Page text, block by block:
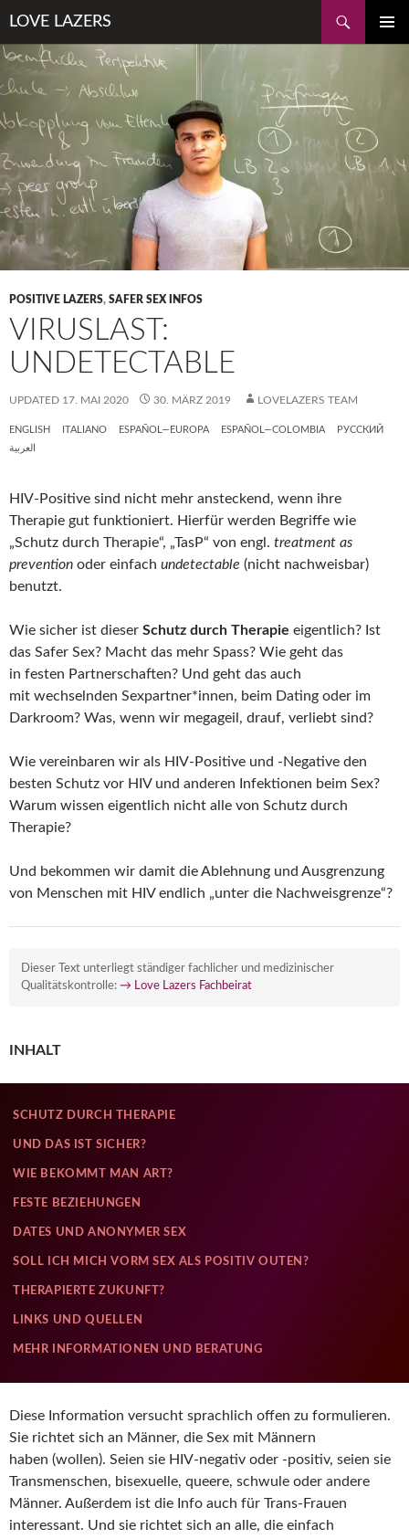
springen
LOVE LAZERS
POSITIVE LAZERS, SAFER SEX INFOS
VIRUSLAST:
UNDETECTABLE
UPDATED 17. MAI 2020 30. MÄRZ 2019 LOVELAZERS TEAM
ENGLISH ITALIANO ESPAÑOL—EUROPA ESPAÑOL—COLOMBIA
РУССКИЙ
العربية
HIV-Positive sind nicht mehr ansteckend, wenn ihre
Therapie gut funktioniert. Hierfür werden Begriffe wie
„Schutz durch Therapie“, „TasP“ von engl. treatment as
prevention oder einfach undetectable (nicht nachweisbar)
benutzt.
Wie sicher ist dieser Schutz durch Therapie eigentlich? Ist
das Safer Sex? Macht das mehr Spass? Wie geht das
in festen Partnerschaften? Und geht das auch
mit wechselnden Sexpartner*innen, beim Dating oder im
Darkroom? Was, wenn wir megageil, drauf, verliebt sind?
Wie vereinbaren wir als HIV-Positive und -Negative den
besten Schutz vor HIV und anderen Infektionen beim Sex?
Warum wissen eigentlich nicht alle von Schutz durch
Therapie?
Und bekommen wir damit die Ablehnung und Ausgrenzung
von Menschen mit HIV endlich „unter die Nachweisgrenze“?
Dieser Text unterliegt ständiger fachlicher und medizinischer
Qualitätskontrolle: → Love Lazers Fachbeirat
INHALT
SCHUTZ DURCH THERAPIE
UND DAS IST SICHER?
WIE BEKOMMT MAN ART?
FESTE BEZIEHUNGEN
DATES UND ANONYMER SEX
SOLL ICH MICH VORM SEX ALS POSITIV OUTEN?
THERAPIERTE ZUKUNFT?
LINKS UND QUELLEN
MEHR INFORMATIONEN UND BERATUNG
Diese Information versucht sprachlich offen zu formulieren.
Sie richtet sich an Männer, die Sex mit Männern
haben (wollen). Seien sie HIV-negativ oder -positiv, seien sie
Transmenschen, bisexuelle, queere, schwule oder andere
Männer. Außerdem ist die Info auch für Trans-Frauen
interessant. Und sie richtet sich an alle, die einfach